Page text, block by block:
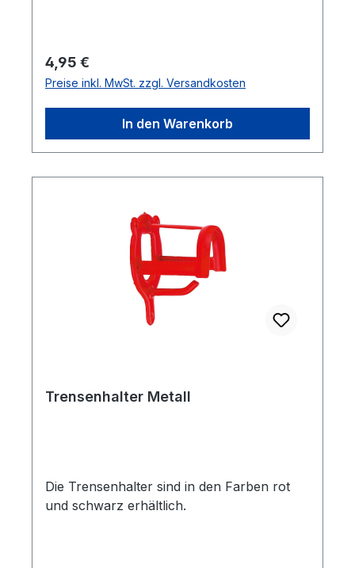
Regulärer Preis:
4,95 €
Preise inkl. MwSt. zzgl. Versandkosten
In den Warenkorb
Trensenhalter Metall
Die Trensenhalter sind in den Farben rot
und schwarz erhältlich.